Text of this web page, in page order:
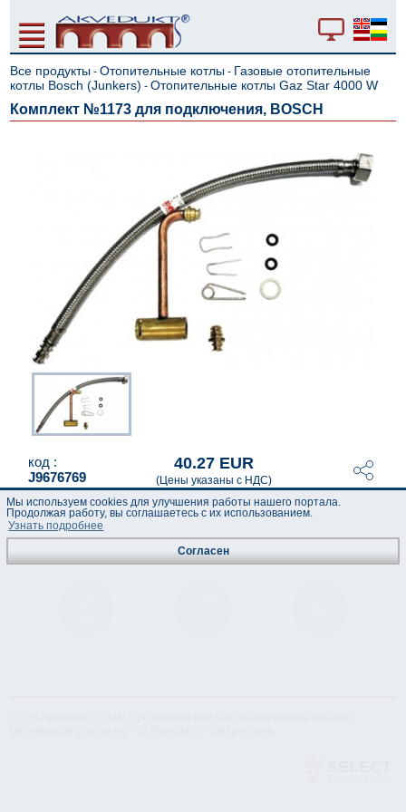
Все продукты -Отопительные котлы - Газовые отопительные
котлы Bosch (Junkers) -Отопительные котлы Gaz Star 4000 W
Комплект №1173 для подключения, BOSCH
код :
J9676769
40.27 EUR
(Цены указаны с НДС)
Мы используем cookies для улучшения работы нашего портала.
Продолжая работу, вы соглашаетесь с их использованием.
Узнать подробнее
Согласен